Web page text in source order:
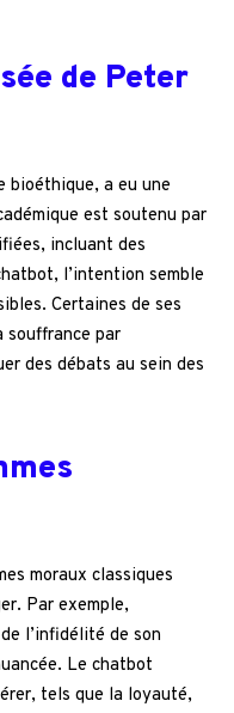
de Peter
bioéthique, a eu une
est soutenu par
incluant des
l’intention semble
Certaines de ses
souffrance par
des débats au sein des
moraux classiques
Par exemple,
l’infidélité de son
Le chatbot
tels que la loyauté,